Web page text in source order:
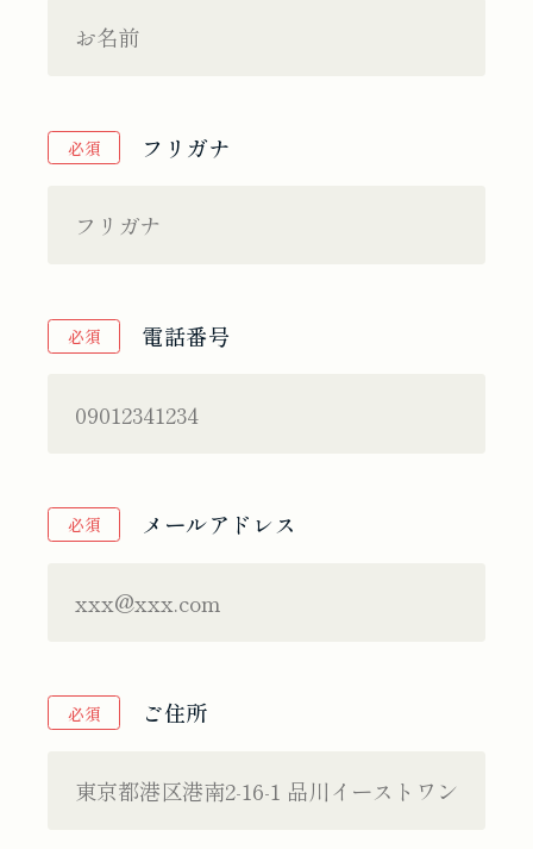
必須 フリガナ
必須 電話番号
必須 メールアドレス
必須 ご住所